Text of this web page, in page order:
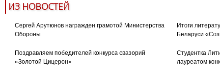
ИЗ НОВОСТЕЙ
Сергей Арутюнов награжден грамотой Министерства
Обороны
Итоги
Беларуси
Поздравляем победителей конкурса свазорий
«Золотой Цицерон»
Студентка
лауреатом